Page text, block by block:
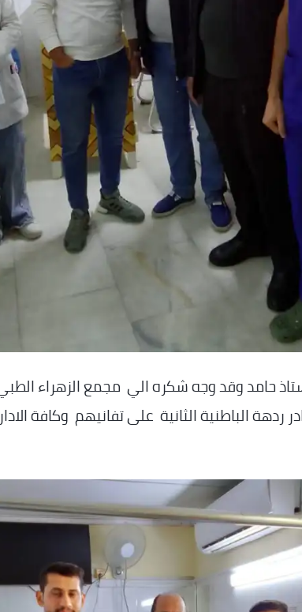
حامد وقد وجه شكره الي مجمع الزهراء
ردهة الباطنية الثانية على تفانيهم وكافة